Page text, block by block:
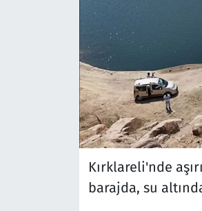
Kırklareli'nde
barajda, su